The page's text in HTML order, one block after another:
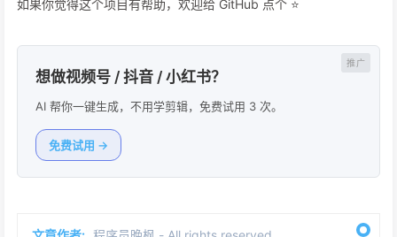
如果你觉得这个项目有帮助，欢迎给 GitHub 点个 ⭐
想做视频号 / 抖音 / 小红书？
AI 帮你一键生成，不用学剪辑，免费试用 3 次。
免费试用 →